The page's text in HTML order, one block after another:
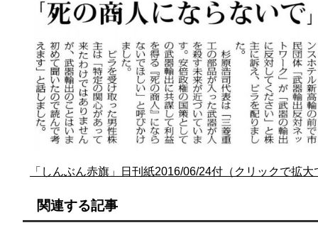
「しんぶん赤旗」日刊紙2016/06/24付（クリックで拡
関連する記事